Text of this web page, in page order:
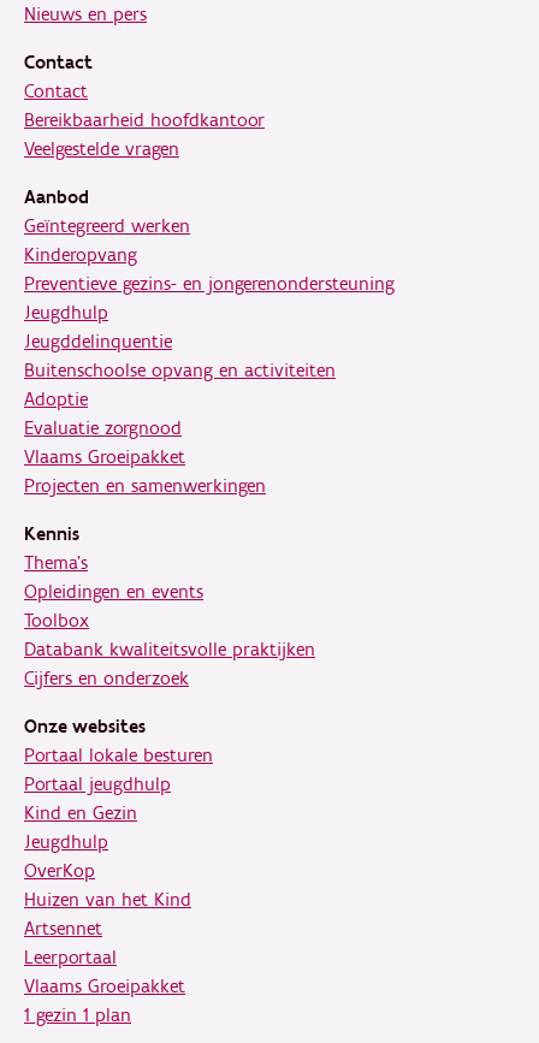
Nieuws en pers
Contact
Contact
Bereikbaarheid hoofdkantoor
Veelgestelde vragen
Aanbod
Geïntegreerd werken
Kinderopvang
Preventieve gezins- en jongerenondersteuning
Jeugdhulp
Jeugddelinquentie
Buitenschoolse opvang en activiteiten
Adoptie
Evaluatie zorgnood
Vlaams Groeipakket
Projecten en samenwerkingen
Kennis
Thema's
Opleidingen en events
Toolbox
Databank kwaliteitsvolle praktijken
Cijfers en onderzoek
Onze websites
Portaal lokale besturen
Portaal jeugdhulp
Kind en Gezin
Jeugdhulp
OverKop
Huizen van het Kind
Artsennet
Leerportaal
Vlaams Groeipakket
1 gezin 1 plan